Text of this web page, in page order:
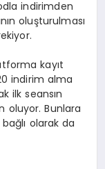
indirimden
oluşturulması
kayıt
indirim alma
ilk seansın
oluyor. Bunlara
olarak da